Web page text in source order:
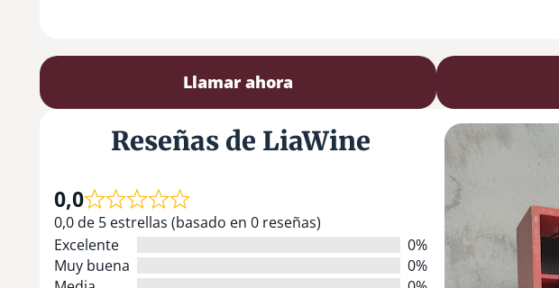
Llamar ahora
Reseñas de LiaWine
0,0
0,0 de 5 estrellas (basado en 0 reseñas)
Excelente
0%
Muy buena
0%